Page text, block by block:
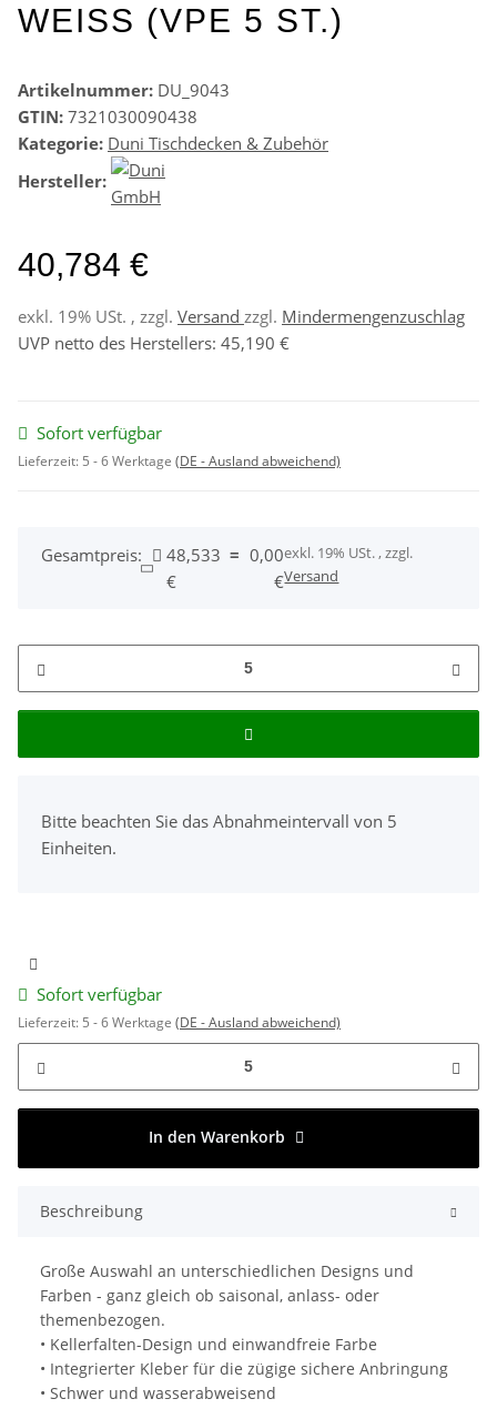
WEISS (VPE 5 ST.)
Artikelnummer: DU_9043
GTIN: 7321030090438
Kategorie: Duni Tischdecken & Zubehör
Hersteller:
40,784 €
exkl. 19% USt. , zzgl. Versand zzgl. Mindermengenzuschlag
UVP netto des Herstellers: 45,190 €
Sofort verfügbar
Lieferzeit: 5 - 6 Werktage (DE - Ausland abweichend)
Gesamtpreis:
48,533
€
= 0,00
€
exkl. 19% USt. , zzgl.
Versand
Bitte beachten Sie das Abnahmeintervall von 5
Einheiten.
Sofort verfügbar
Lieferzeit: 5 - 6 Werktage (DE - Ausland abweichend)
In den Warenkorb
Beschreibung
Große Auswahl an unterschiedlichen Designs und
Farben - ganz gleich ob saisonal, anlass- oder
themenbezogen.
• Kellerfalten-Design und einwandfreie Farbe
• Integrierter Kleber für die zügige sichere Anbringung
• Schwer und wasserabweisend